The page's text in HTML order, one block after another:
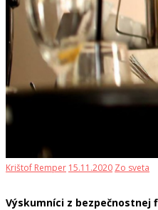
Krištof Remper 15.11.2020 Zo sveta
Výskumníci z bezpečnostnej